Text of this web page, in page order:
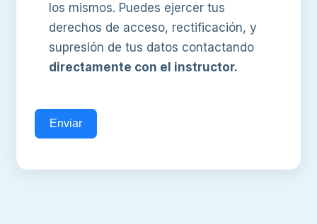
los mismos. Puedes ejercer tus
derechos de acceso, rectificación, y
supresión de tus datos contactando
directamente con el instructor.
Enviar